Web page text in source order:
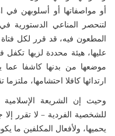
أو مواصفاتها أو أسلوبهن في
لتنحصر المناعي الدستورية
المطعون فيه، قد قرر لكل
عليها، هيئة محددة لزيها تكفل
موضعها من بدنها كاشفا عما
ارتدائها كافلا احتشامها، ملتزما
وحيث إن الشريعة الإسلامية
للشخصية الفردية – لا تقرر إلا
يحميها، ولأفعال المكلفين ما